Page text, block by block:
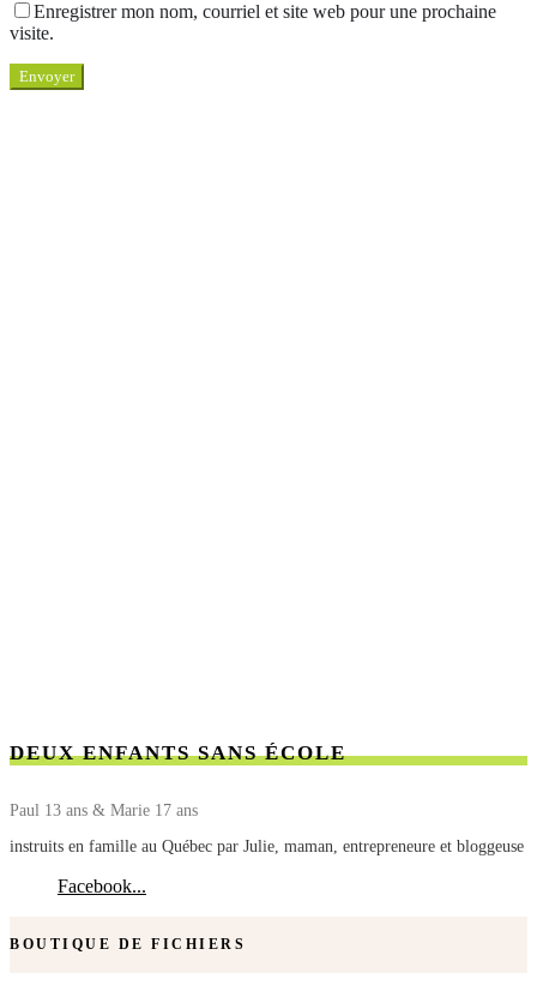
Enregistrer mon nom, courriel et site web pour une prochaine
visite.
DEUX ENFANTS SANS ÉCOLE
Paul 13 ans & Marie 17 ans
instruits en famille au Québec par Julie, maman, entrepreneure et bloggeuse
Facebook...
BOUTIQUE DE FICHIERS